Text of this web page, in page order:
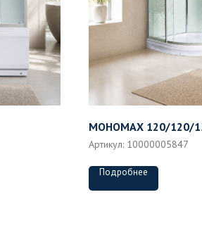
МОНОМАХ 120/120/
Артикул: 10000005847
Подробнее